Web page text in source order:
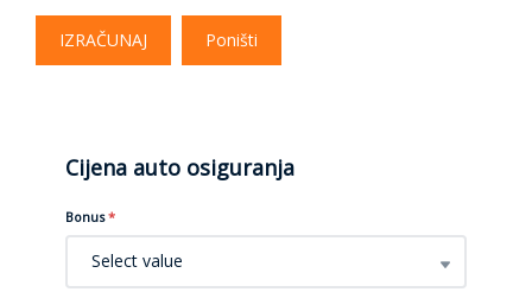
IZRAČUNAJ Poništi
Cijena auto osiguranja
Bonus *
Select value